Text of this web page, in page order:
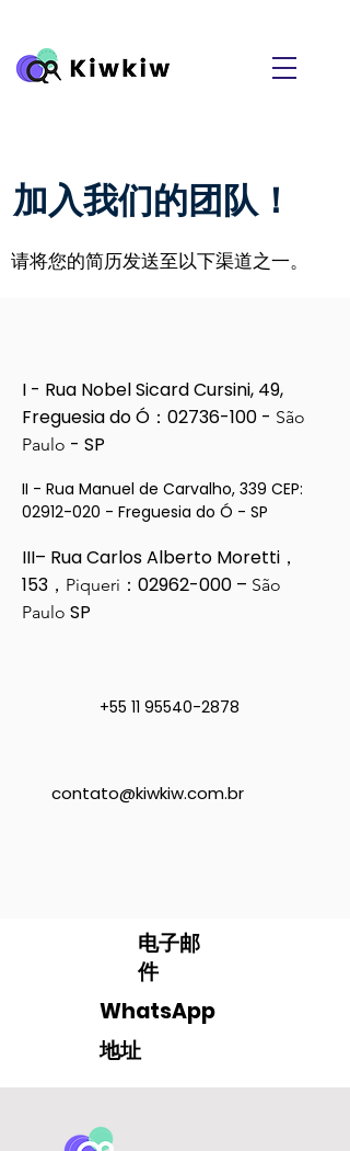
加入我们的团队！
请将您的简历发送至以下渠道之一。
I - Rua Nobel Sicard Cursini, 49,
Freguesia do Ó：02736-100 - São
Paulo - SP
II - Rua Manuel de Carvalho, 339 CEP:
02912-020 - Freguesia do Ó - SP
III– Rua Carlos Alberto Moretti，
153， Piqueri ：02962-000 – São
Paulo SP
+55 11 95540-2878
contato@kiwkiw.com.br
电子邮
件
WhatsApp
地址